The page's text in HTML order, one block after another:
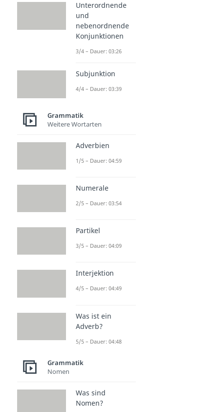
Unterordnende
und
nebenordnende
Konjunktionen
3/4 – Dauer: 03:26
Subjunktion
4/4 – Dauer: 03:39
Grammatik
Weitere Wortarten
Adverbien
1/5 – Dauer: 04:59
Numerale
2/5 – Dauer: 03:54
Partikel
3/5 – Dauer: 04:09
Interjektion
4/5 – Dauer: 04:49
Was ist ein
Adverb?
5/5 – Dauer: 04:48
Grammatik
Nomen
Was sind
Nomen?